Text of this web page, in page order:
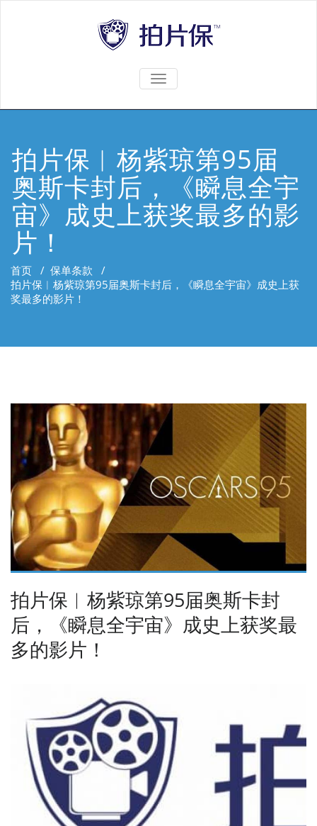
TOGGLE
拍片保︱杨紫琼第95届
奥斯卡封后，《瞬息全宇
宙》成史上获奖最多的影
片！
首页 / 保单条款 /
拍片保︱杨紫琼第95届奥斯卡封后，《瞬息全宇宙》成史上获
奖最多的影片！
拍片保︱杨紫琼第95届奥斯卡封
后，《瞬息全宇宙》成史上获奖最
多的影片！